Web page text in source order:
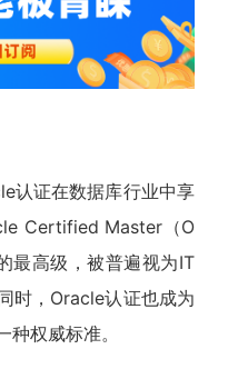
认证在数据库行业中享
Certified Master（O
最高级，被普遍视为IT
时，Oracle认证也成为
权威标准。